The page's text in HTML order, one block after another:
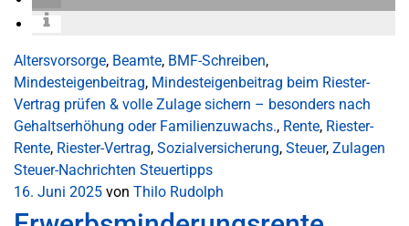
Altersvorsorge, Beamte, BMF-Schreiben,
Mindesteigenbeitrag, Mindesteigenbeitrag beim Riester-
Vertrag prüfen & volle Zulage sichern – besonders nach
Gehaltserhöhung oder Familienzuwachs., Rente, Riester-
Rente, Riester-Vertrag, Sozialversicherung, Steuer, Zulagen
Steuer-Nachrichten Steuertipps
16. Juni 2025 von Thilo Rudolph